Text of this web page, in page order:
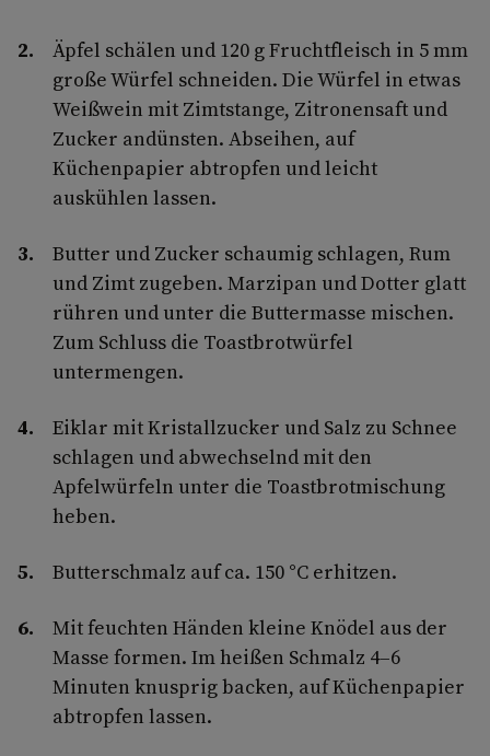
Äpfel schälen und 120 g Fruchtfleisch in 5 mm
große Würfel schneiden. Die Würfel in etwas
Weißwein mit Zimtstange, Zitronensaft und
Zucker andünsten. Abseihen, auf
Küchenpapier abtropfen und leicht
auskühlen lassen.
Butter und Zucker schaumig schlagen, Rum
und Zimt zugeben. Marzipan und Dotter glatt
rühren und unter die Buttermasse mischen.
Zum Schluss die Toastbrotwürfel
untermengen.
Eiklar mit Kristallzucker und Salz zu Schnee
schlagen und abwechselnd mit den
Apfelwürfeln unter die Toastbrotmischung
heben.
Butterschmalz auf ca. 150 °C erhitzen.
Mit feuchten Händen kleine Knödel aus der
Masse formen. Im heißen Schmalz 4–6
Minuten knusprig backen, auf Küchenpapier
abtropfen lassen.